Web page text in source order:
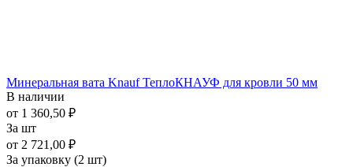
Минеральная вата Knauf ТеплоКНАУФ для кровли 50 мм
В наличии
от 1 360,50 ₽
За шт
от 2 721,00 ₽
За упаковку (2 шт)